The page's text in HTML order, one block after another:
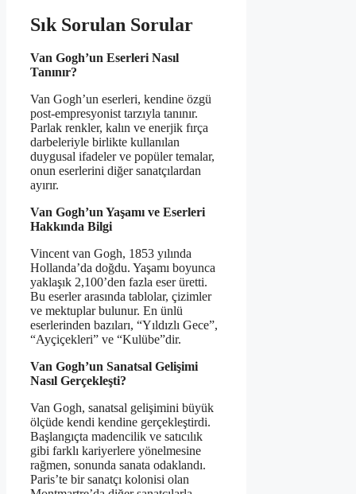
Sık Sorulan Sorular
Van Gogh’un Eserleri Nasıl
Tanınır?
Van Gogh’un eserleri, kendine özgü
post-empresyonist tarzıyla tanınır.
Parlak renkler, kalın ve enerjik fırça
darbeleriyle birlikte kullanılan
duygusal ifadeler ve popüler temalar,
onun eserlerini diğer sanatçılardan
ayırır.
Van Gogh’un Yaşamı ve Eserleri
Hakkında Bilgi
Vincent van Gogh, 1853 yılında
Hollanda’da doğdu. Yaşamı boyunca
yaklaşık 2,100’den fazla eser üretti.
Bu eserler arasında tablolar, çizimler
ve mektuplar bulunur. En ünlü
eserlerinden bazıları, “Yıldızlı Gece”,
“Ayçiçekleri” ve “Kulübe”dir.
Van Gogh’un Sanatsal Gelişimi
Nasıl Gerçekleşti?
Van Gogh, sanatsal gelişimini büyük
ölçüde kendi kendine gerçekleştirdi.
Başlangıçta madencilik ve satıcılık
gibi farklı kariyerlere yönelmesine
rağmen, sonunda sanata odaklandı.
Paris’te bir sanatçı kolonisi olan